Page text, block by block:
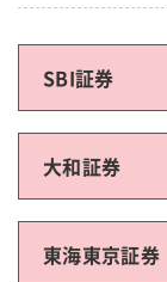
SBI証券
大和証券
東海東京証券